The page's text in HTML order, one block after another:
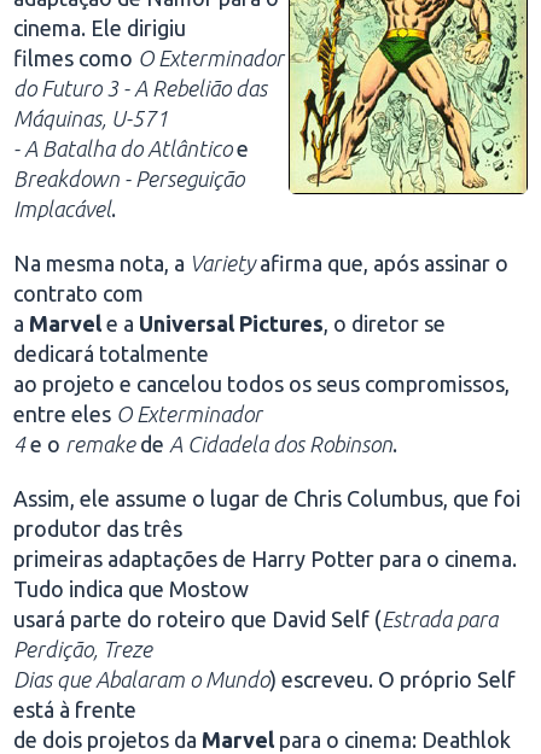
cinema. Ele dirigiu
filmes como O Exterminador
do Futuro 3 - A Rebelião das
Máquinas, U-571
- A Batalha do Atlânticoe
Breakdown - Perseguição
Implacável.
Na mesma nota, a Varietyafirma que, após assinar o
contrato com
a Marvel e a Universal Pictures, o diretor se
dedicará totalmente
ao projeto e cancelou todos os seus compromissos,
entre eles O Exterminador
4e o remakede A Cidadela dos Robinson.
Assim, ele assume o lugar de Chris Columbus, que foi
produtor das três
primeiras adaptações de Harry Potter para o cinema.
Tudo indica que Mostow
usará parte do roteiro que David Self (Estrada para
Perdição, Treze
Dias que Abalaram o Mundo) escreveu. O próprio Self
está à frente
de dois projetos da Marvel para o cinema: Deathlok